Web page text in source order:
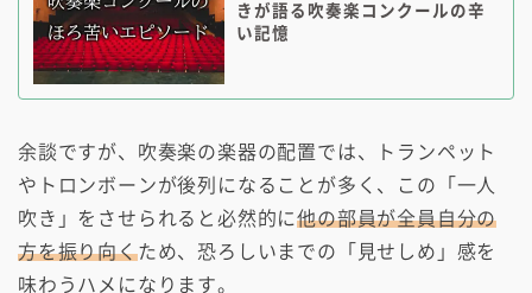
きが語る吹奏楽コンクールの辛
い記憶
余談ですが、吹奏楽の楽器の配置では、トランペット
やトロンボーンが後列になることが多く、この「一人
吹き」をさせられると必然的に他の部員が全員自分の
方を振り向くため、恐ろしいまでの「見せしめ」感を
味わうハメになります。